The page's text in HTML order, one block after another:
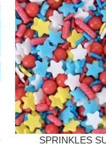
ΔΙΑΒΆΣΤΕ
SPRINKLES